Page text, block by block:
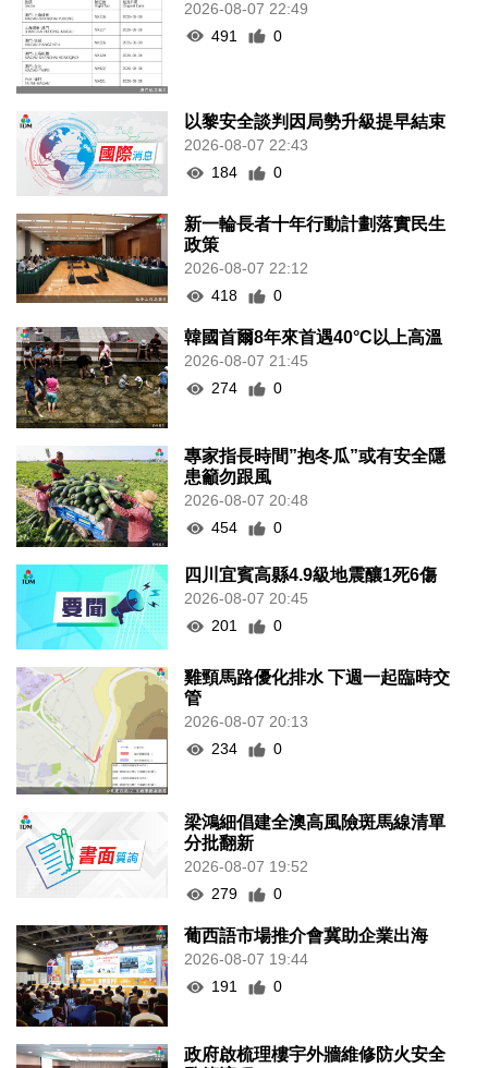
2026-08-07 22:49
491
0
以黎安全談判因局勢升級提早結束
2026-08-07 22:43
184
0
新一輪長者十年行動計劃落實民生
政策
2026-08-07 22:12
418
0
韓國首爾8年來首遇40°C以上高溫
2026-08-07 21:45
274
0
專家指長時間”抱冬瓜”或有安全隱
患籲勿跟風
2026-08-07 20:48
454
0
四川宜賓高縣4.9級地震釀1死6傷
2026-08-07 20:45
201
0
雞頸馬路優化排水 下週一起臨時交
管
2026-08-07 20:13
234
0
梁鴻細倡建全澳高風險斑馬線清單
分批翻新
2026-08-07 19:52
279
0
葡西語市場推介會冀助企業出海
2026-08-07 19:44
191
0
政府啟梳理樓宇外牆維修防火安全